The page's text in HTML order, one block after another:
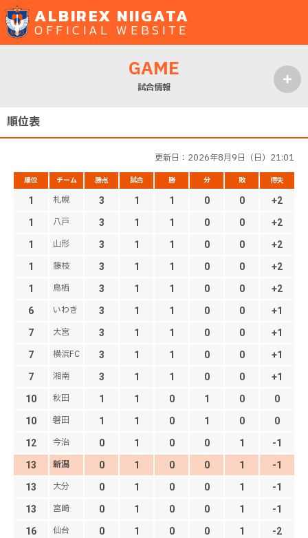
ALBIREX NIIGATA
OFFICIAL WEBSITE
GAME
試合情報
順位表
順位 チーム 勝点 試合 勝 分 敗 得失
1 札幌 3 1 1 0 0
+2
1
八戸 3 1 1 0 0
+2
1
山形 3 1 1 0 0
+2
1
藤枝 3 1 1 0 0
+2
1
鳥栖 3 1 1 0 0
+2
6
いわき 3 1 1 0 0
+1
7
大宮 3 1 1 0 0
+1
7
横浜FC 3 1 1 0 0
+1
7
湘南 3 1 1 0 0
+1
10
秋田 1 1 0 1 0
0
10
磐田 1 1 0 1 0
0
12
今治 0 1 0 0 1
-1
13
新潟 0 1 0 0 1
-1
13
大分 0 1 0 0 1
-1
13
宮崎 0 1 0 0 1
-1
16
仙台 0 1 0 0 1
-2
更新日：2026年8月9日（日）21:01